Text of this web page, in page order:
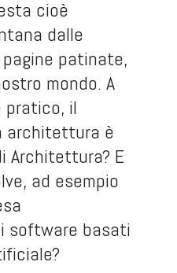
cioè
dalle
patinate,
mondo. A
pratico, il
architettura è
Architettura? E
ad esempio
software basati